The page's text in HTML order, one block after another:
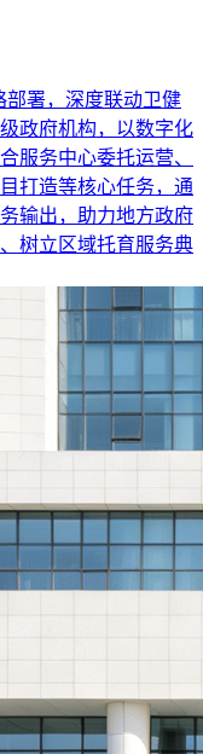
部署，深度联动卫健
政府机构，以数字化
服务中心委托运营、
打造等核心任务，通
输出，助力地方政府
树立区域托育服务典